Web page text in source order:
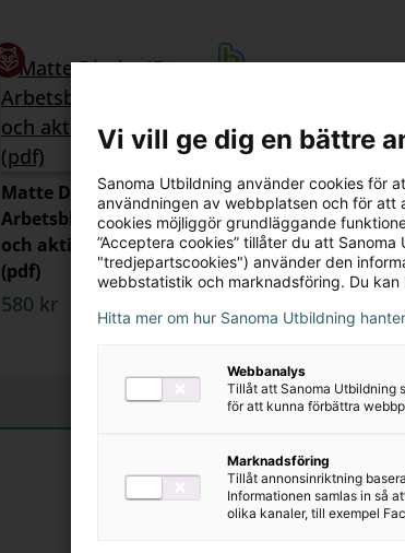
Matte Direkt 4B
Arbetsblad, prov
och aktiviteter
(pdf)
580 kr
Matte Direkt 4
Lärarstöd+
(Skollicens)
995 kr
Vi vill ge dig en bättre
Sanoma Utbildning använder cookies för
användningen av webbplatsen och för att
cookies möjliggör grundläggande
”Acceptera cookies” tillåter du att
"tredjepartscookies") använder den
webbstatistik och marknadsföring. Du kan
Hitta mer om hur Sanoma Utbildning
Webbanalys
Tillåt att Sanoma Utbildning
för att kunna förbättra
Marknadsföring
Tillåt annonsinriktning
Informationen samlas in så
olika kanaler, till exempel